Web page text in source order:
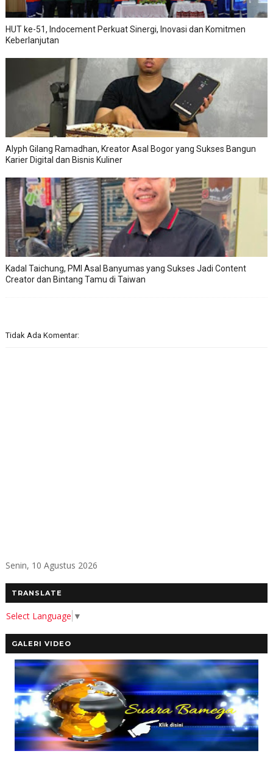
HUT ke-51, Indocement Perkuat Sinergi, Inovasi dan Komitmen
Keberlanjutan
Alyph Gilang Ramadhan, Kreator Asal Bogor yang Sukses Bangun
Karier Digital dan Bisnis Kuliner
Kadal Taichung, PMI Asal Banyumas yang Sukses Jadi Content
Creator dan Bintang Tamu di Taiwan
Tidak Ada Komentar:
Senin, 10 Agustus 2026
TRANSLATE
Select Language ▼
GALERI VIDEO